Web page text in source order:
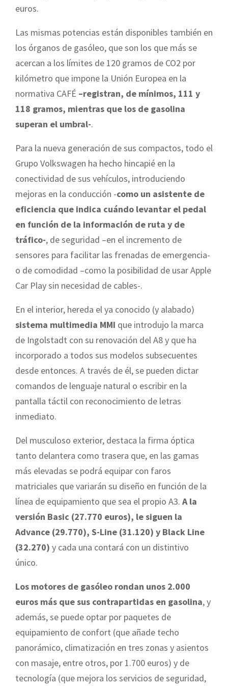
euros.
Las mismas potencias están disponibles también en
los órganos de gasóleo, que son los que más se
acercan a los límites de 120 gramos de CO2 por
kilómetro que impone la Unión Europea en la
normativa CAFÉ –registran, de mínimos, 111 y
118 gramos, mientras que los de gasolina
superan el umbral-.
Para la nueva generación de sus compactos, todo el
Grupo Volkswagen ha hecho hincapié en la
conectividad de sus vehículos, introduciendo
mejoras en la conducción -como un asistente de
eficiencia que indica cuándo levantar el pedal
en función de la información de ruta y de
tráfico-, de seguridad –en el incremento de
sensores para facilitar las frenadas de emergencia-
o de comodidad –como la posibilidad de usar Apple
Car Play sin necesidad de cables-.
En el interior, hereda el ya conocido (y alabado)
sistema multimedia MMI que introdujo la marca
de Ingolstadt con su renovación del A8 y que ha
incorporado a todos sus modelos subsecuentes
desde entonces. A través de él, se pueden dictar
comandos de lenguaje natural o escribir en la
pantalla táctil con reconocimiento de letras
inmediato.
Del musculoso exterior, destaca la firma óptica
tanto delantera como trasera que, en las gamas
más elevadas se podrá equipar con faros
matriciales que variarán su diseño en función de la
línea de equipamiento que sea el propio A3. A la
versión Basic (27.770 euros), le siguen la
Advance (29.770), S-Line (31.120) y Black Line
(32.270) y cada una contará con un distintivo
único.
Los motores de gasóleo rondan unos 2.000
euros más que sus contrapartidas en gasolina, y
además, se puede optar por paquetes de
equipamiento de confort (que añade techo
panorámico, climatización en tres zonas y asientos
con masaje, entre otros, por 1.700 euros) y de
tecnología (que mejora los servicios de seguridad,